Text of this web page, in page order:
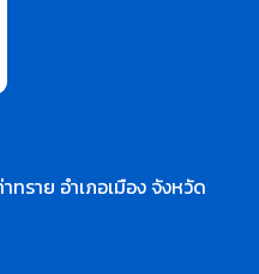
ราย อำเภอเมือง จังหวัด